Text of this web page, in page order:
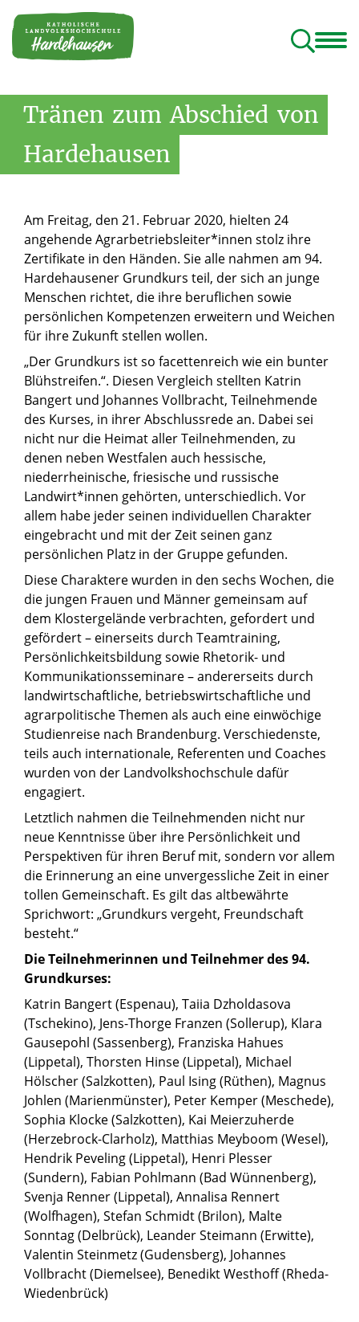
Tränen zum Abschied von
Hardehausen
Am Freitag, den 21. Februar 2020, hielten 24
angehende Agrarbetriebsleiter*innen stolz ihre
Zertifikate in den Händen. Sie alle nahmen am 94.
Hardehausener Grundkurs teil, der sich an junge
Menschen richtet, die ihre beruflichen sowie
persönlichen Kompetenzen erweitern und Weichen
für ihre Zukunft stellen wollen.
„Der Grundkurs ist so facettenreich wie ein bunter
Blühstreifen.“. Diesen Vergleich stellten Katrin
Bangert und Johannes Vollbracht, Teilnehmende
des Kurses, in ihrer Abschlussrede an. Dabei sei
nicht nur die Heimat aller Teilnehmenden, zu
denen neben Westfalen auch hessische,
niederrheinische, friesische und russische
Landwirt*innen gehörten, unterschiedlich. Vor
allem habe jeder seinen individuellen Charakter
eingebracht und mit der Zeit seinen ganz
persönlichen Platz in der Gruppe gefunden.
Diese Charaktere wurden in den sechs Wochen, die
die jungen Frauen und Männer gemeinsam auf
dem Klostergelände verbrachten, gefordert und
gefördert – einerseits durch Teamtraining,
Persönlichkeitsbildung sowie Rhetorik- und
Kommunikationsseminare – andererseits durch
landwirtschaftliche, betriebswirtschaftliche und
agrarpolitische Themen als auch eine einwöchige
Studienreise nach Brandenburg. Verschiedenste,
teils auch internationale, Referenten und Coaches
wurden von der Landvolkshochschule dafür
engagiert.
Letztlich nahmen die Teilnehmenden nicht nur
neue Kenntnisse über ihre Persönlichkeit und
Perspektiven für ihren Beruf mit, sondern vor allem
die Erinnerung an eine unvergessliche Zeit in einer
tollen Gemeinschaft. Es gilt das altbewährte
Sprichwort: „Grundkurs vergeht, Freundschaft
besteht.“
Die Teilnehmerinnen und Teilnehmer des 94.
Grundkurses:
Katrin Bangert (Espenau), Taiia Dzholdasova
(Tschekino), Jens-Thorge Franzen (Sollerup), Klara
Gausepohl (Sassenberg), Franziska Hahues
(Lippetal), Thorsten Hinse (Lippetal), Michael
Hölscher (Salzkotten), Paul Ising (Rüthen), Magnus
Johlen (Marienmünster), Peter Kemper (Meschede),
Sophia Klocke (Salzkotten), Kai Meierzuherde
(Herzebrock-Clarholz), Matthias Meyboom (Wesel),
Hendrik Peveling (Lippetal), Henri Plesser
(Sundern), Fabian Pohlmann (Bad Wünnenberg),
Svenja Renner (Lippetal), Annalisa Rennert
(Wolfhagen), Stefan Schmidt (Brilon), Malte
Sonntag (Delbrück), Leander Steimann (Erwitte),
Valentin Steinmetz (Gudensberg), Johannes
Vollbracht (Diemelsee), Benedikt Westhoff (Rheda-
Wiedenbrück)